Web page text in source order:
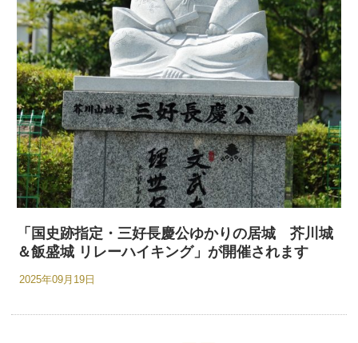
「国史跡指定・三好長慶公ゆかりの居城 芥川城
＆飯盛城 リレーハイキング」が開催されます
2025年09月19日